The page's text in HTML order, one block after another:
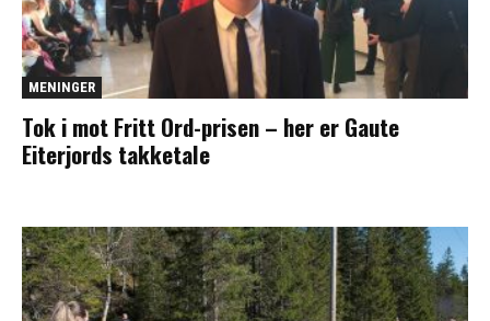
MENINGER
Tok i mot Fritt Ord-prisen – her er Gaute
Eiterjords takketale